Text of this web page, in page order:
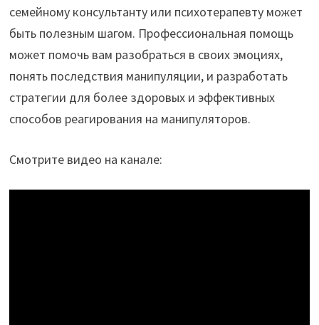
семейному консультанту или психотерапевту может
быть полезным шагом. Профессиональная помощь
может помочь вам разобраться в своих эмоциях,
понять последствия манипуляции, и разработать
стратегии для более здоровых и эффективных
способов реагирования на манипуляторов.
Смотрите видео на канале: